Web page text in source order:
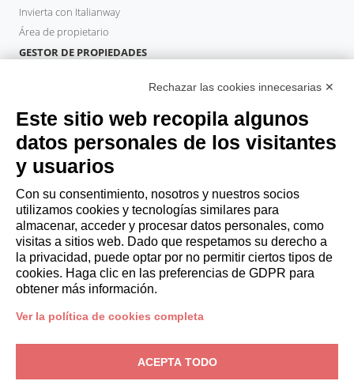
Invierta con Italianway
Área de propietario
GESTOR DE PROPIEDADES
HUÉSPEDES
Reserve una estancia
Estancias largas
Experiencias para los Huéspedes
Descuentos para husespedes
Convenios para empresas
booking@italianway.house
+390286882952
N.° de IVA: 08839180968 -PMI Innovativa
Rechazar las cookies innecesarias ✕
Este sitio web recopila algunos
datos personales de los visitantes
y usuarios
Con su consentimiento, nosotros y nuestros socios
utilizamos cookies y tecnologías similares para
almacenar, acceder y procesar datos personales, como
visitas a sitios web. Dado que respetamos su derecho a
la privacidad, puede optar por no permitir ciertos tipos de
cookies. Haga clic en las preferencias de GDPR para
obtener más información.
Ver la política de cookies completa
ACEPTA TODO